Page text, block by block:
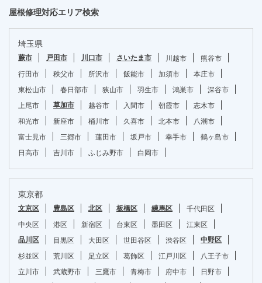
屋根修理対応エリア検索
埼玉県
蕨市 戸田市 川口市 さいたま市 川越市
熊谷市
行田市
秩父市 所沢市 飯能市 加須市
本庄市
東松山市
春日部市 狭山市 羽生市 鴻巣市
深谷市
上尾市
草加市 越谷市 入間市 朝霞市
志木市
和光市
新座市 桶川市 久喜市 北本市
八潮市
富士見市
三郷市 蓮田市 坂戸市 幸手市
鶴ヶ島市
日高市
吉川市 ふじみ野市 白岡市
東京都
文京区 豊島区 北区 板橋区 練馬区
千代田区
中央区
港区 新宿区 台東区 墨田区 江東区
品川区 目黒区 大田区 世田谷区 渋谷区 中野区
杉並区 荒川区 足立区 葛飾区 江戸川区
八王子市
立川市
武蔵野市 三鷹市 青梅市 府中市
日野市